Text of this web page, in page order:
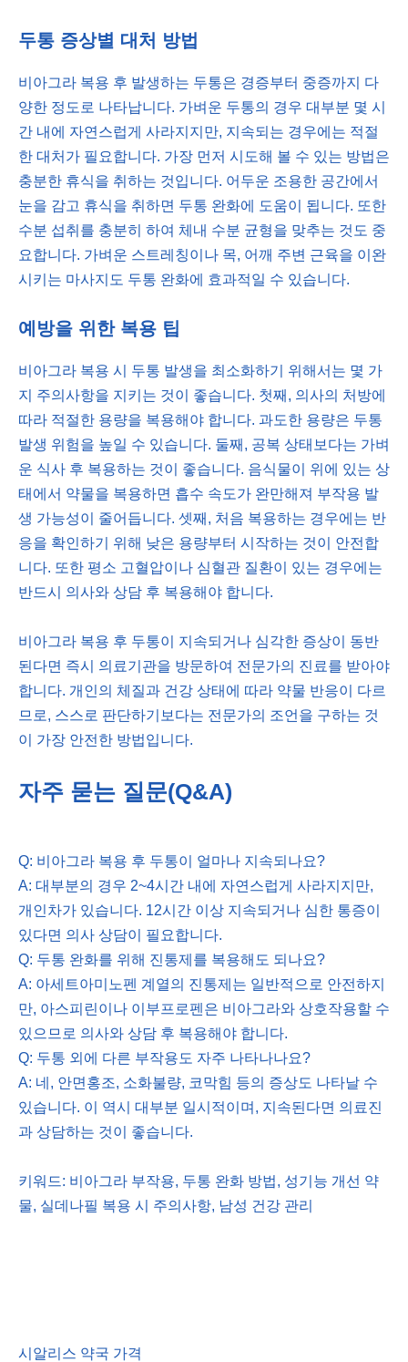
두통 증상별 대처 방법
비아그라 복용 후 발생하는 두통은 경증부터 중증까지 다
양한 정도로 나타납니다. 가벼운 두통의 경우 대부분 몇 시
간 내에 자연스럽게 사라지지만, 지속되는 경우에는 적절
한 대처가 필요합니다. 가장 먼저 시도해 볼 수 있는 방법은
충분한 휴식을 취하는 것입니다. 어두운 조용한 공간에서
눈을 감고 휴식을 취하면 두통 완화에 도움이 됩니다. 또한
수분 섭취를 충분히 하여 체내 수분 균형을 맞추는 것도 중
요합니다. 가벼운 스트레칭이나 목, 어깨 주변 근육을 이완
시키는 마사지도 두통 완화에 효과적일 수 있습니다.
예방을 위한 복용 팁
비아그라 복용 시 두통 발생을 최소화하기 위해서는 몇 가
지 주의사항을 지키는 것이 좋습니다. 첫째, 의사의 처방에
따라 적절한 용량을 복용해야 합니다. 과도한 용량은 두통
발생 위험을 높일 수 있습니다. 둘째, 공복 상태보다는 가벼
운 식사 후 복용하는 것이 좋습니다. 음식물이 위에 있는 상
태에서 약물을 복용하면 흡수 속도가 완만해져 부작용 발
생 가능성이 줄어듭니다. 셋째, 처음 복용하는 경우에는 반
응을 확인하기 위해 낮은 용량부터 시작하는 것이 안전합
니다. 또한 평소 고혈압이나 심혈관 질환이 있는 경우에는
반드시 의사와 상담 후 복용해야 합니다.
비아그라 복용 후 두통이 지속되거나 심각한 증상이 동반
된다면 즉시 의료기관을 방문하여 전문가의 진료를 받아야
합니다. 개인의 체질과 건강 상태에 따라 약물 반응이 다르
므로, 스스로 판단하기보다는 전문가의 조언을 구하는 것
이 가장 안전한 방법입니다.
자주 묻는 질문(Q&A)
Q: 비아그라 복용 후 두통이 얼마나 지속되나요?
A: 대부분의 경우 2~4시간 내에 자연스럽게 사라지지만,
개인차가 있습니다. 12시간 이상 지속되거나 심한 통증이
있다면 의사 상담이 필요합니다.
Q: 두통 완화를 위해 진통제를 복용해도 되나요?
A: 아세트아미노펜 계열의 진통제는 일반적으로 안전하지
만, 아스피린이나 이부프로펜은 비아그라와 상호작용할 수
있으므로 의사와 상담 후 복용해야 합니다.
Q: 두통 외에 다른 부작용도 자주 나타나나요?
A: 네, 안면홍조, 소화불량, 코막힘 등의 증상도 나타날 수
있습니다. 이 역시 대부분 일시적이며, 지속된다면 의료진
과 상담하는 것이 좋습니다.
키워드: 비아그라 부작용, 두통 완화 방법, 성기능 개선 약
물, 실데나필 복용 시 주의사항, 남성 건강 관리
시알리스 약국 가격